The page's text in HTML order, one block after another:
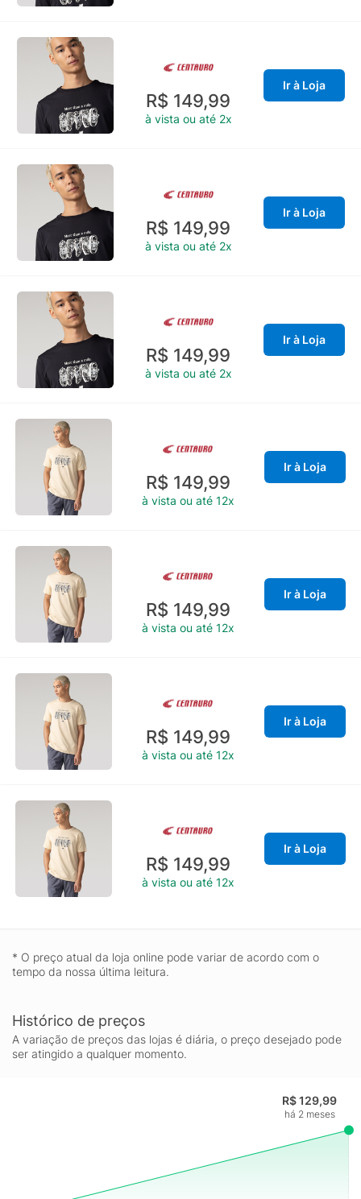
R$ 149,99
à vista ou até 2x
Ir à Loja
R$ 149,99
à vista ou até 2x
Ir à Loja
R$ 149,99
à vista ou até 2x
Ir à Loja
R$ 149,99
à vista ou até 12x
Ir à Loja
R$ 149,99
à vista ou até 12x
Ir à Loja
R$ 149,99
à vista ou até 12x
Ir à Loja
R$ 149,99
à vista ou até 12x
Ir à Loja
* O preço atual da loja online pode variar de acordo com o
tempo da nossa última leitura.
Histórico de preços
A variação de preços das lojas é diária, o preço desejado pode
ser atingido a qualquer momento.
R$ 129,99
há 2 meses